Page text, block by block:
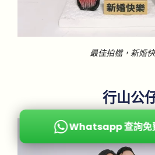
Whatsapp 查詢免
最佳拍檔，新婚
行山公